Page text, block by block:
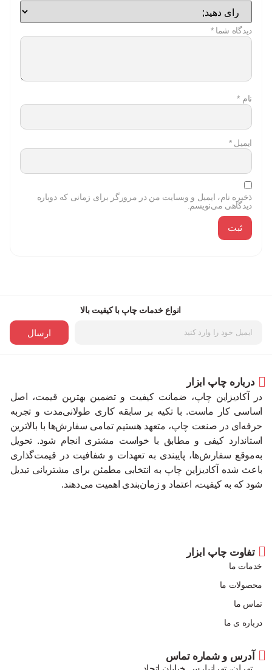
دیدگاه شما*
نام *
ایمیل*
ذخیره نام، ایمیل و وبسایت من در مرورگر برای زمانی که دوباره
دیدگاهی می‌نویسم.
انواع خدمات چاپ با کیفیت بالا
ارسال
درباره چاپ ابزار
در آکادیزاین چاپ، ضمانت کیفیت و تضمین بهترین قیمت، اصل
اساسی کار ماست. با تکیه بر سابقه کاری طولانی‌مدت و تجربه
حرفه‌ای در صنعت چاپ، متعهد هستیم تمامی سفارش‌ها با بالاترین
استاندارد کیفی و مطابق با خواست مشتری انجام شود. تحویل
به‌موقع سفارش‌ها، پایبندی به تعهدات و شفافیت در قیمت‌گذاری
باعث شده آکادیزاین چاپ به انتخابی مطمئن برای مشتریانی تبدیل
شود که به کیفیت، اعتماد و زمان‌بندی اهمیت می‌دهند.
تفاوت چاپ ابزار
خدمات ما
محصولات ما
تماس ما
درباره ی ما
آدرس و شماره تماس